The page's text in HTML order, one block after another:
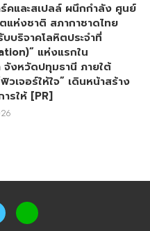
คและสเปลล์ ผนึกกำลัง ศูนย์
แห่งชาติ สภากาชาดไทย
บริจาคโลหิตประจำที่
แห่งแรกใน
จังหวัดปทุมธานี ภายใต้
วเจอร์ให้ใจ” เดินหน้าสร้าง
รให้ [PR]